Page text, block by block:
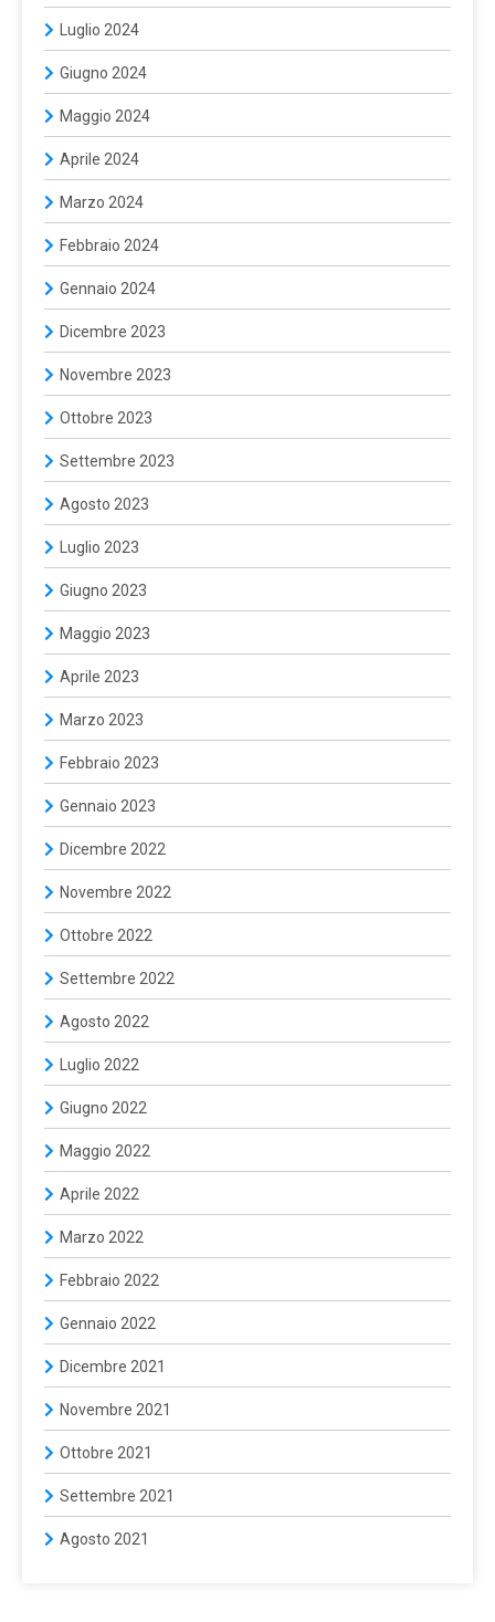
Luglio 2024
Giugno 2024
Maggio 2024
Aprile 2024
Marzo 2024
Febbraio 2024
Gennaio 2024
Dicembre 2023
Novembre 2023
Ottobre 2023
Settembre 2023
Agosto 2023
Luglio 2023
Giugno 2023
Maggio 2023
Aprile 2023
Marzo 2023
Febbraio 2023
Gennaio 2023
Dicembre 2022
Novembre 2022
Ottobre 2022
Settembre 2022
Agosto 2022
Luglio 2022
Giugno 2022
Maggio 2022
Aprile 2022
Marzo 2022
Febbraio 2022
Gennaio 2022
Dicembre 2021
Novembre 2021
Ottobre 2021
Settembre 2021
Agosto 2021